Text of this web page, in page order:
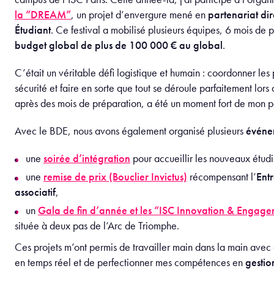
la “DREAM”, un projet d’envergure mené en partenariat
Étudiant. Ce festival a mobilisé plusieurs équipes, 6 mois de
budget global de plus de 100 000 € au global.
C’était un véritable défi logistique et humain : coordonner
sécurité et faire en sorte que tout se déroule parfaitement
après des mois de préparation, a été un moment fort de mon
Avec le BDE, nous avons également organisé plusieurs
une soirée d’intégration pour accueillir les nouveaux
une remise de prix (Bouclier Invictus) récompensant l’
associatif,
unGala de fin d’année et les “ISC Innovation &
située à deux pas de l’Arc de Triomphe.
Ces projets m’ont permis de travailler main dans la main
en temps réel et de perfectionner mes compétences en